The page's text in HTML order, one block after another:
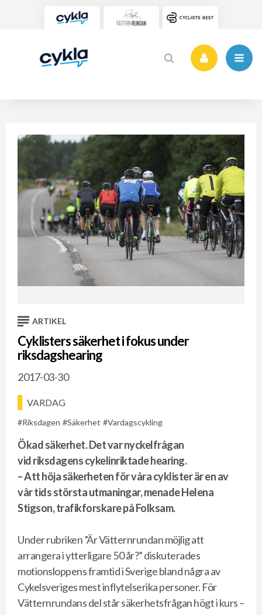
ARTIKEL
Cyklisters säkerhet i fokus under
riksdagshearing
2017-03-30
VARDAG
Riksdagen Säkerhet Vardagscykling
Ökad säkerhet. Det var nyckelfrågan
vid riksdagens cykelinriktade hearing.
– Att höja säkerheten för våra cyklister är en av
vår tids största utmaningar, menade Helena
Stigson, trafikforskare på Folksam.
Under rubriken ”Är Vätternrundan möjlig att
arrangera i ytterligare 50 år?” diskuterades
motionsloppens framtid i Sverige bland några av
Cykelsveriges mest inflytelserika personer. För
Vätternrundans del står säkerhetsfrågan högt i kurs –